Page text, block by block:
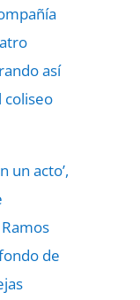
así
coliseo
un acto’,
de